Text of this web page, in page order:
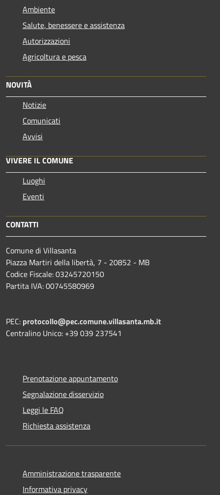
Ambiente
Salute, benessere e assistenza
Autorizzazioni
Agricoltura e pesca
NOVITÀ
Notizie
Comunicati
Avvisi
VIVERE IL COMUNE
Luoghi
Eventi
CONTATTI
Comune di Villasanta
Piazza Martiri della libertà, 7 - 20852 - MB
Codice Fiscale: 03245720150
Partita IVA: 00745580969
PEC: protocollo@pec.comune.villasanta.mb.it
Centralino Unico: +39 039 237541
Prenotazione appuntamento
Segnalazione disservizio
Leggi le FAQ
Richiesta assistenza
Amministrazione trasparente
Informativa privacy